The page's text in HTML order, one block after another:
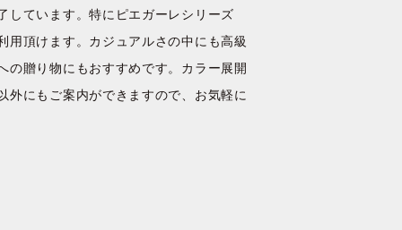
しています。特にピエガーレシリーズ
用頂けます。カジュアルさの中にも高級
の贈り物にもおすすめです。カラー展開
外にもご案内ができますので、お気軽に